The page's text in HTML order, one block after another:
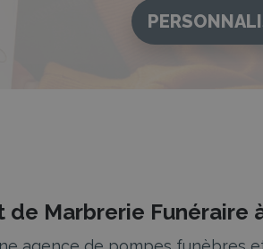
Marbrerie Funéraire